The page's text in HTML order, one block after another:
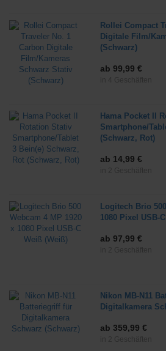
Rollei Compact
Digitale Film/
(Schwarz)
ab 99,99 €
Hama Pocket II
Smartphone/
(Schwarz, Rot)
ab 14,99 €
Logitech Brio
1080 Pixel USB-
ab 97,99 €
Nikon MB-N11
Digitalkamera
ab 359,99 €